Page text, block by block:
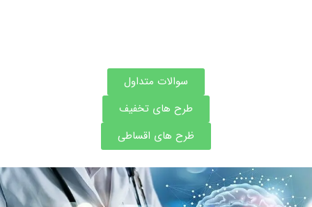
سوالات متداول
طرح های تخفیف
ظرح های اقساطی